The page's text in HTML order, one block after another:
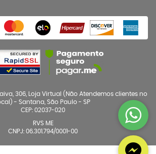
306, Loja Virtual (Não Atendemos clientes no
- Santana, São Paulo - SP
CEP: 02037-020
RVS ME
CNPJ: 06.301.794/0001-00